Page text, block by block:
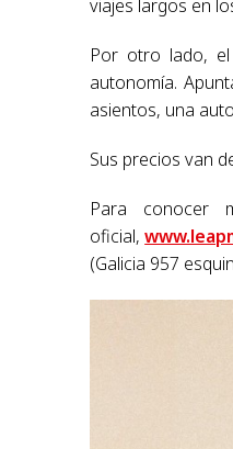
viajes largos en
Por otro lado,
autonomía.
asientos, una
Sus precios van
Para conocer
oficial,
(Galicia 957